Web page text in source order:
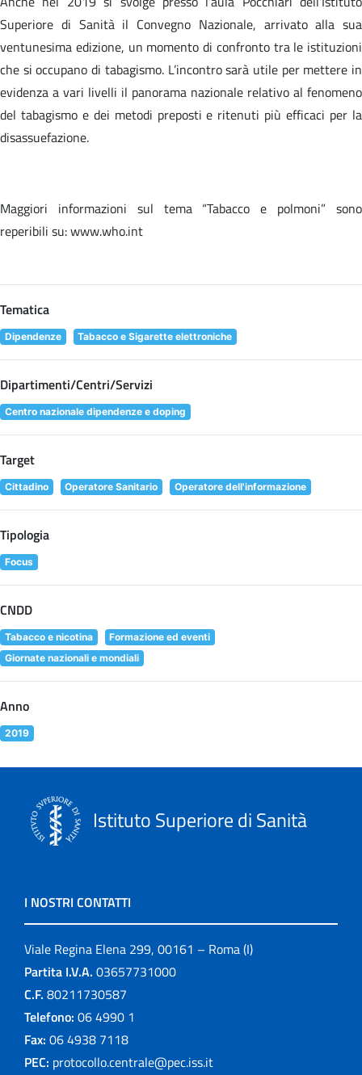
Superiore di Sanità il Convegno Nazionale, arrivato alla sua
ventunesima edizione, un momento di confronto tra le istituzioni
che si occupano di tabagismo. L’incontro sarà utile per mettere in
evidenza a vari livelli il panorama nazionale relativo al fenomeno
del tabagismo e dei metodi preposti e ritenuti più efficaci per la
disassuefazione.
Maggiori informazioni sul tema “Tabacco e polmoni” sono
reperibili su: www.who.int
Tematica
Dipendenze Tabacco e Sigarette elettroniche
Dipartimenti/Centri/Servizi
Centro nazionale dipendenze e doping
Target
Cittadino Operatore Sanitario Operatore dell'informazione
Tipologia
Focus
CNDD
Tabacco e nicotina
Formazione ed eventi
Giornate nazionali e mondiali
Anno
2019
Istituto Superiore di Sanità
I NOSTRI CONTATTI
Viale Regina Elena 299, 00161 – Roma (I)
Partita I.V.A. 03657731000
C.F. 80211730587
Telefono: 06 4990 1
Fax: 06 4938 7118
PEC: protocollo.centrale@pec.iss.it